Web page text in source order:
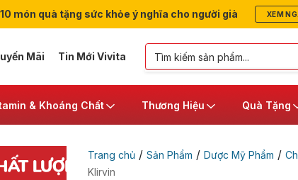
món quà tặng sức khỏe ý nghĩa cho người già XEM
Mãi Tin Mới Vivita
& Khoáng Chất Thương Hiệu Quà Tặng
Trang chủ/ Sản Phẩm / Dược Mỹ Phẩm /
Klirvin